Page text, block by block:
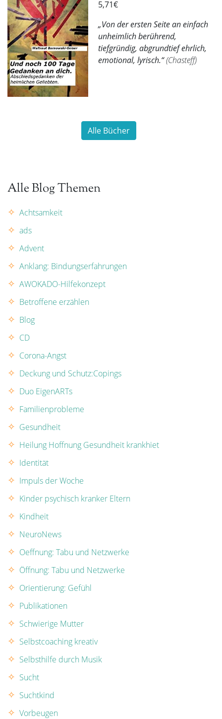
5,71€
„Von der ersten Seite an einfach
unheimlich berührend,
tiefgründig, abgrundtief ehrlich,
emotional, lyrisch.“(Chasteff)
Alle Bücher
Alle Blog Themen
Achtsamkeit
ads
Advent
Anklang: Bindungserfahrungen
AWOKADO-Hilfekonzept
Betroffene erzählen
Blog
CD
Corona-Angst
Deckung und Schutz:Copings
Duo EigenARTs
Familienprobleme
Gesundheit
Heilung Hoffnung Gesundheit krankhiet
Identität
Impuls der Woche
Kinder psychisch kranker Eltern
Kindheit
NeuroNews
Oeffnung: Tabu und Netzwerke
Öffnung: Tabu und Netzwerke
Orientierung: Gefühl
Publikationen
Schwierige Mutter
Selbstcoaching kreativ
Selbsthilfe durch Musik
Sucht
Suchtkind
Vorbeugen